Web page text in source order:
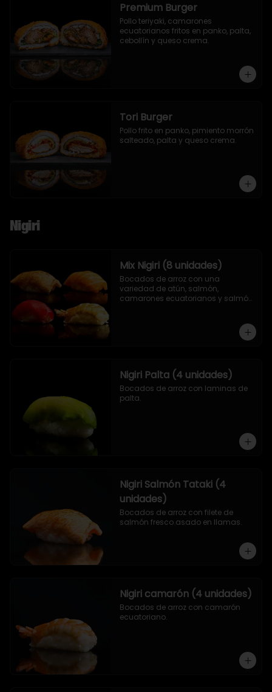
Premium Burger
Pollo teriyaki, camarones
ecuatorianos fritos en panko, palta,
cebollín y queso crema.
Tori Burger
Pollo frito en panko, pimiento morrón
salteado, palta y queso crema.
Nigiri
Mix Nigiri (8 unidades)
Bocados de arroz con una
variedad de atún, salmón,
camarones ecuatorianos y salmón
Nigiri Palta (4 unidades)
Bocados de arroz con laminas de
palta.
Nigiri Salmón Tataki (4
unidades)
Bocados de arroz con filete de
salmón fresco asado en llamas.
Nigiri camarón (4 unidades)
Bocados de arroz con camarón
ecuatoriano.